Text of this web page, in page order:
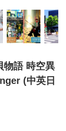
語 時空異
(中英日